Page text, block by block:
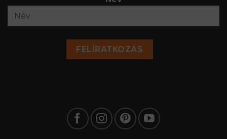
FELÍRATKOZÁS